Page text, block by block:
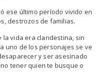
ese último período vivido en
destrozos de familias.
vida era clandestina, sin
uno de los personajes se ve
y ser asesinado
tener quien te busque o